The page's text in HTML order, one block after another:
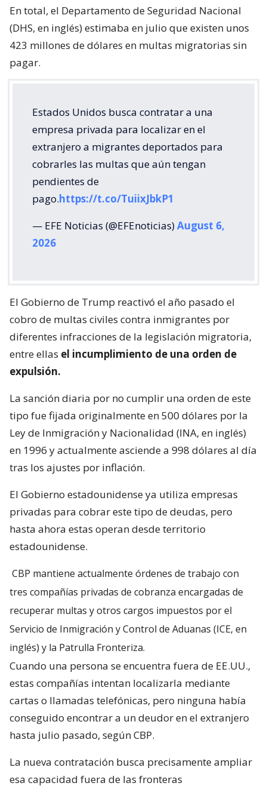
En total, el Departamento de Seguridad Nacional
(DHS, en inglés) estimaba en julio que existen unos
423 millones de dólares en multas migratorias sin
pagar.
Estados Unidos busca contratar a una
empresa privada para localizar en el
extranjero a migrantes deportados para
cobrarles las multas que aún tengan
pendientes de
pago.https://t.co/TuiixJbkP1
— EFE Noticias (@EFEnoticias)August 6,
2026
El Gobierno de Trump reactivó el año pasado el
cobro de multas civiles contra inmigrantes por
diferentes infracciones de la legislación migratoria,
entre ellas el incumplimiento de una orden de
expulsión.
La sanción diaria por no cumplir una orden de este
tipo fue fijada originalmente en 500 dólares por la
Ley de Inmigración y Nacionalidad (INA, en inglés)
en 1996 y actualmente asciende a 998 dólares al día
tras los ajustes por inflación.
El Gobierno estadounidense ya utiliza empresas
privadas para cobrar este tipo de deudas, pero
hasta ahora estas operan desde territorio
estadounidense.
CBP mantiene actualmente órdenes de trabajo con
tres compañías privadas de cobranza encargadas de
recuperar multas y otros cargos impuestos por el
Servicio de Inmigración y Control de Aduanas (ICE, en
inglés) y la Patrulla Fronteriza.
Cuando una persona se encuentra fuera de EE.UU.,
estas compañías intentan localizarla mediante
cartas o llamadas telefónicas, pero ninguna había
conseguido encontrar a un deudor en el extranjero
hasta julio pasado, según CBP.
La nueva contratación busca precisamente ampliar
esa capacidad fuera de las fronteras